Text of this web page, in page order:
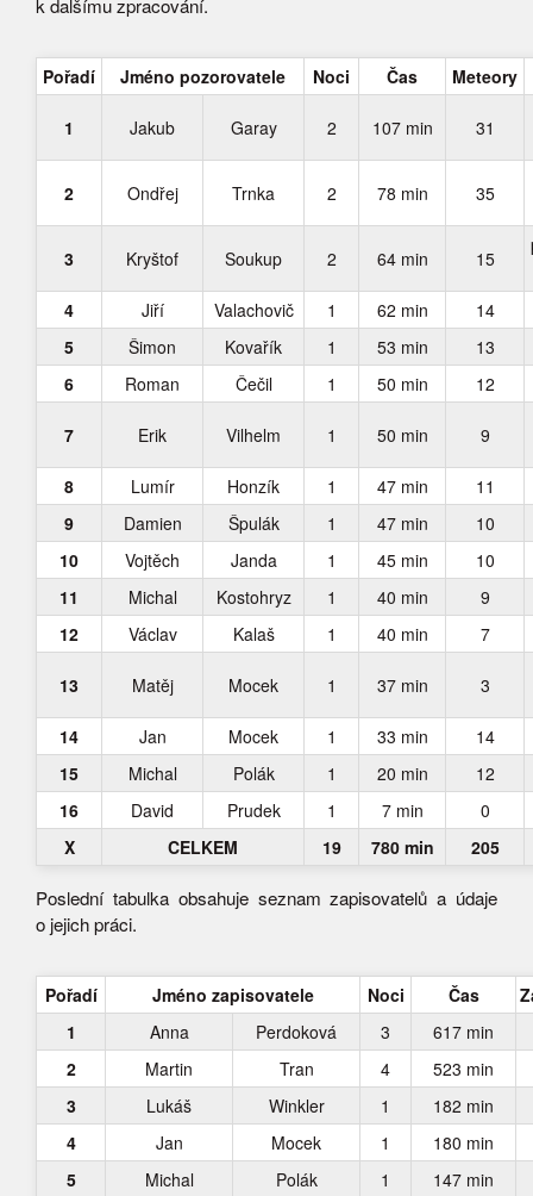
k dalšímu zpracování.
Pořadí Jméno pozorovatele Noci Čas Meteory
1 Jakub Garay 2 107 min 31
2 Ondřej Trnka 2 78 min 35
3 Kryštof Soukup 2 64 min 15
4 Jiří Valachovič 1 62 min
14
5
Šimon Kovařík 1 53 min
13
6
Roman Čečil 1 50 min 12
7 Erik Vilhelm 1 50 min 9
8 Lumír Honzík 1 47 min
11
9
Damien Špulák 1 47 min
10
10
Vojtěch Janda 1 45 min
10
11
Michal Kostohryz 1 40 min
9
12
Václav Kalaš 1 40 min 7
13 Matěj Mocek 1 37 min 3
14 Jan Mocek 1 33 min
14
15
Michal Polák 1 20 min
12
16
David Prudek 1 7 min
0
X
CELKEM 19 780 min 205
Poslední tabulka obsahuje seznam zapisovatelů a údaje
o jejich práci.
Pořadí Jméno zapisovatele Noci Čas
1
Anna Perdoková 3
617 min
2
Martin Tran 4
523 min
3
Lukáš Winkler 1
182 min
4
Jan Mocek 1
180 min
5
Michal Polák 1
147 min